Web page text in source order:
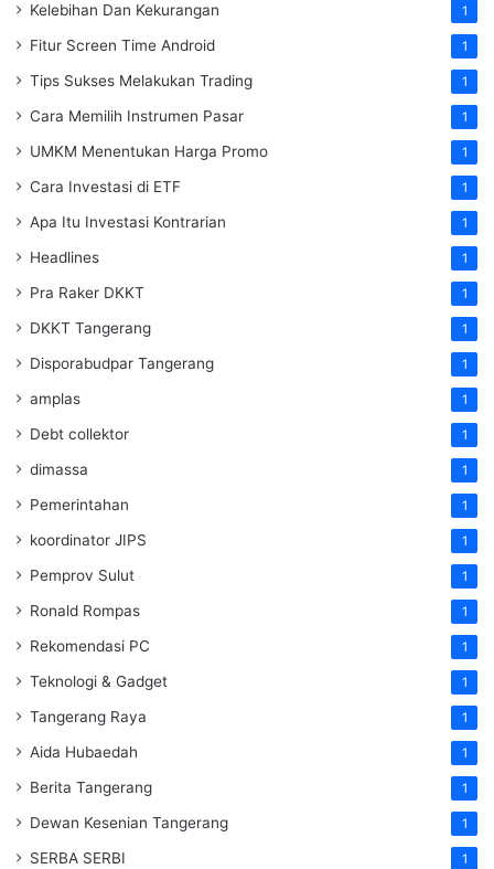
Kelebihan Dan Kekurangan 1
Fitur Screen Time Android 1
Tips Sukses Melakukan Trading 1
Cara Memilih Instrumen Pasar 1
UMKM Menentukan Harga Promo 1
Cara Investasi di ETF 1
Apa Itu Investasi Kontrarian 1
Headlines 1
Pra Raker DKKT 1
DKKT Tangerang 1
Disporabudpar Tangerang 1
amplas 1
Debt collektor 1
dimassa 1
Pemerintahan 1
koordinator JIPS 1
Pemprov Sulut 1
Ronald Rompas 1
Rekomendasi PC 1
Teknologi & Gadget 1
Tangerang Raya 1
Aida Hubaedah 1
Berita Tangerang 1
Dewan Kesenian Tangerang 1
SERBA SERBI 1